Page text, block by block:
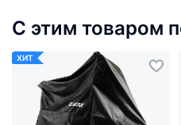
С этим товаром
ХИТ